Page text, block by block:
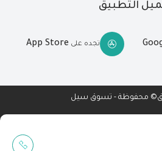
التطبيق
تجده على App Store
محفوظة - تسوق سيل